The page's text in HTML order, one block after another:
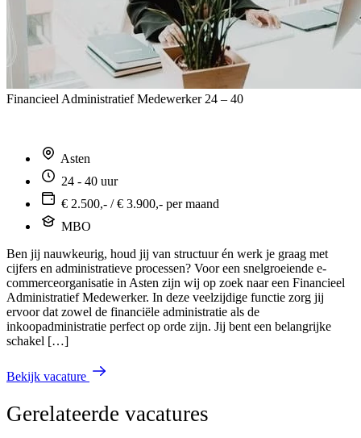
Financieel Administratief Medewerker 24 – 40
Asten
24 - 40 uur
€ 2.500,- / € 3.900,- per maand
MBO
Ben jij nauwkeurig, houd jij van structuur én werk je graag met
cijfers en administratieve processen? Voor een snelgroeiende e-
commerceorganisatie in Asten zijn wij op zoek naar een Financieel
Administratief Medewerker. In deze veelzijdige functie zorg jij
ervoor dat zowel de financiële administratie als de
inkoopadministratie perfect op orde zijn. Jij bent een belangrijke
schakel […]
Bekijk vacature
Gerelateerde vacatures